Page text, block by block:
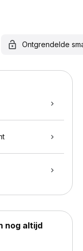
Ontgrendelde
nog altijd